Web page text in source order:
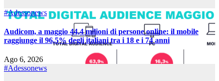
#Adessonews
Audicom, a maggio 44,4 milioni di persone online: il mobile
raggiunge il 96,5% degli italiani tra i 18 e i 74 anni
Ago 6, 2026
#Adessonews